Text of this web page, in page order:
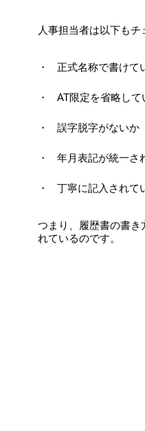
人事担当者は以下もチ
正式名称で書けて
AT限定を省略して
誤字脱字がないか
年月表記が統一さ
丁寧に記入されて
つまり、履歴書の書き
れているのです。